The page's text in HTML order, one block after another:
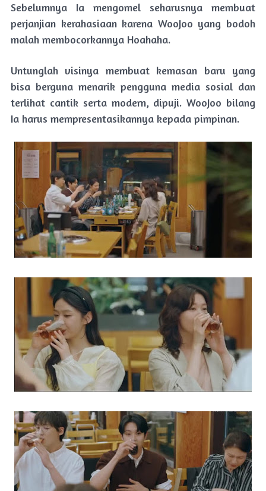
Sebelumnya Ia mengomel seharusnya membuat
perjanjian kerahasiaan karena WooJoo yang bodoh
malah membocorkannya Hoahaha.
Untunglah visinya membuat kemasan baru yang
bisa berguna menarik pengguna media sosial dan
terlihat cantik serta modern, dipuji. WooJoo bilang
Ia harus mempresentasikannya kepada pimpinan.